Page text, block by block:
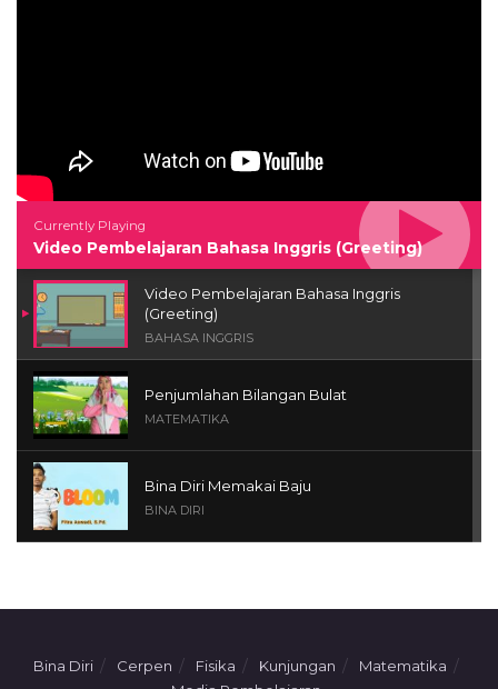
Currently Playing
Video Pembelajaran Bahasa Inggris (Greeting)
Video Pembelajaran Bahasa Inggris
(Greeting)
BAHASA INGGRIS
Penjumlahan Bilangan Bulat
MATEMATIKA
Bina Diri Memakai Baju
BINA DIRI
Media Pembelajaran Teks Prosedur Kelas
VIII
Bina Diri Cerpen Fisika Kunjungan
Matematika